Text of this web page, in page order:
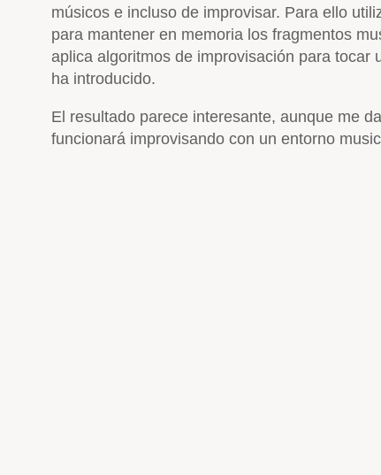
músicos e incluso de improvisar. Para ello
para mantener en memoria los fragmentos
aplica algoritmos de improvisación para
ha introducido.
El resultado parece interesante, aunque me
funcionará improvisando con un entorno